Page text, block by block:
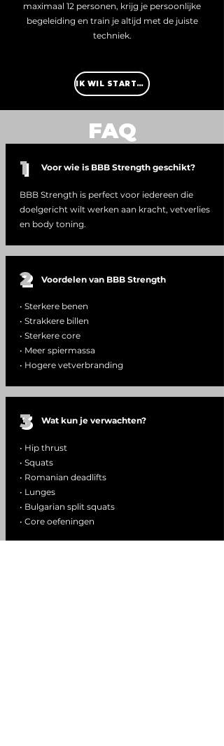
maximaal 12 personen, krijg je persoonlijke
begeleiding en train je altijd met de juiste
techniek.
IK WIL STARTEN
FAQ
1 Voor wie is BBB Strength geschikt?
BBB Strength is perfect voor iedereen die
doelgericht wilt werken aan kracht, vetverlies
en body toning.
2 Voordelen van BBB Strength
• Sterkere benen
• Strakkere billen
• Sterkere core
• Meer spiermassa
• Hogere vetverbranding
3 Wat kun je verwachten?
• Hip thrust
• Squats
• Romanian deadlifts
• Lunges
• Bulgarian split squats
• Core oefeningen